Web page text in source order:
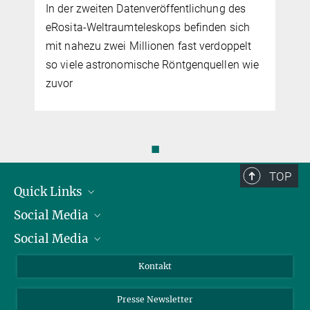
In der zweiten Datenveröffentlichung des
eRosita-Weltraumteleskops befinden sich
mit nahezu zwei Millionen fast verdoppelt
so viele astronomische Röntgenquellen wie
zuvor
◼
TOP
Quick Links
Präsident
Zahlen und Fakten
Meldestelle Fehlverhalten
Social Media
Bluesky
Social Media
Kontakt
Presse Newsletter